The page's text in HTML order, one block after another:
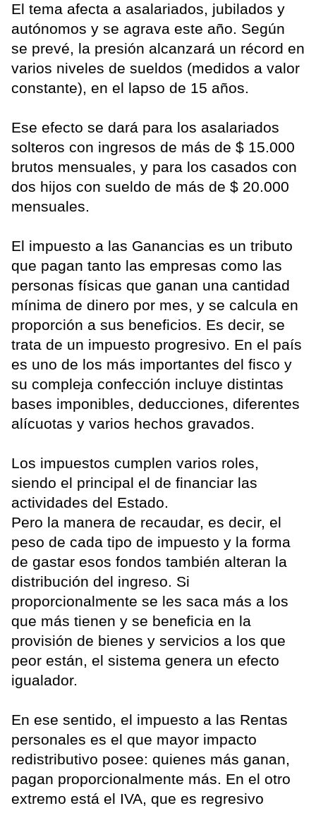
El tema afecta a asalariados, jubilados y
autónomos y se agrava este año. Según
se prevé, la presión alcanzará un récord en
varios niveles de sueldos (medidos a valor
constante), en el lapso de 15 años.
Ese efecto se dará para los asalariados
solteros con ingresos de más de $ 15.000
brutos mensuales, y para los casados con
dos hijos con sueldo de más de $ 20.000
mensuales.
El impuesto a las Ganancias es un tributo
que pagan tanto las empresas como las
personas físicas que ganan una cantidad
mínima de dinero por mes, y se calcula en
proporción a sus beneficios. Es decir, se
trata de un impuesto progresivo. En el país
es uno de los más importantes del fisco y
su compleja confección incluye distintas
bases imponibles, deducciones, diferentes
alícuotas y varios hechos gravados.
Los impuestos cumplen varios roles,
siendo el principal el de financiar las
actividades del Estado.
Pero la manera de recaudar, es decir, el
peso de cada tipo de impuesto y la forma
de gastar esos fondos también alteran la
distribución del ingreso. Si
proporcionalmente se les saca más a los
que más tienen y se beneficia en la
provisión de bienes y servicios a los que
peor están, el sistema genera un efecto
igualador.
En ese sentido, el impuesto a las Rentas
personales es el que mayor impacto
redistributivo posee: quienes más ganan,
pagan proporcionalmente más. En el otro
extremo está el IVA, que es regresivo